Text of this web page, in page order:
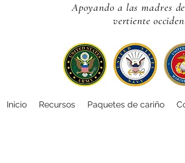
Apoyando a las madres
vertiente
Inicio Recursos Paquetes de cariño